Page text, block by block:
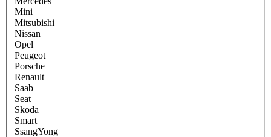
Mini
Mitsubishi
Nissan
Opel
Peugeot
Porsche
Renault
Saab
Seat
Skoda
Smart
SsangYong